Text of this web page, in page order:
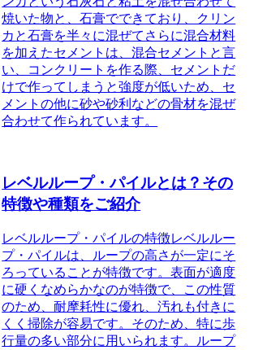
焼いた物と、石膏でできており、クリン
カと石膏を半々に混ぜてさらに混合材料
を加えたセメントは、混合セメントと言
い、コンクリートを作る際、セメントだ
けで作ってしまうと強度が低いため、セ
メントの他に砂や砂利などの骨材を混ぜ
合わせて作られています。
レベルループ・パイルとは？その
特徴や種類をご紹介
レベルループ・パイルの特徴レベルルー
プ・パイルは、ループの高さが一定にそ
ろっていることが特徴です。表面が適度
に硬くなめらかなのが特徴で、この性質
のため、耐摩耗性に優れ、汚れも付きに
くく掃除が容易です。そのため、特に歩
行量の多い部分に用いられます。ループ